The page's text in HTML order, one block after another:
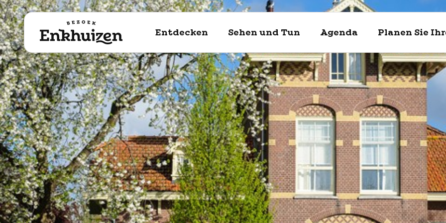
naar de inhoud
Entdecken Sehen und Tun Agenda Planen Sie
Enkhuizen und
Sehen
Was kann
Planen
Touristische